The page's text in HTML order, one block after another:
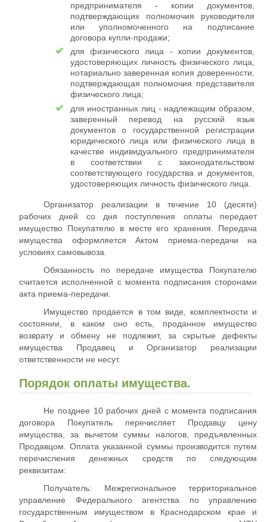
предпринимателя - копии документов,
подтверждающих полномочия руководителя
или уполномоченного на подписание
договора купли-продажи;
для физического лица - копии документов,
удостоверяющих личность физического лица,
нотариально заверенная копия доверенности,
подтверждающая полномочия представителя
физического лица;
для иностранных лиц - надлежащим образом,
заверенный перевод на русский язык
документов о государственной регистрации
юридического лица или физического лица в
качестве индивидуального предпринимателя
в соответствии с законодательством
соответствующего государства и документов,
удостоверяющих личность физического лица.
Организатор реализации в течение 10 (десяти)
рабочих дней со дня поступления оплаты передает
имущество Покупателю в месте его хранения. Передача
имущества оформляется Актом приема-передачи на
условиях самовывоза.
Обязанность по передаче имущества Покупателю
считается исполненной с момента подписания сторонами
акта приема-передачи.
Имущество продается в том виде, комплектности и
состоянии, в каком оно есть, проданное имущество
возврату и обмену не подлежит, за скрытые дефекты
имущества Продавец и Организатор реализации
ответственности не несут.
Порядок оплаты имущества.
Не позднее 10 рабочих дней с момента подписания
договора Покупатель перечисляет Продавцу цену
имущества, за вычетом суммы налогов, предъявленных
Продавцом. Оплата указанной суммы производится путем
перечисления денежных средств по следующим
реквизитам:
Получатель: Межрегиональное территориальное
управление Федерального агентства по управлению
государственным имуществом в Краснодарском крае и